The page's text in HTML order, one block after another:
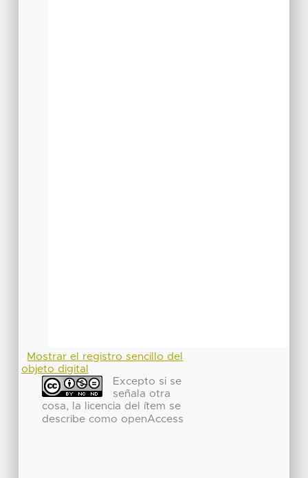
Mostrar el registro sencillo del
objeto digital
Excepto si se
señala otra
cosa, la licencia del ítem se
describe como openAccess